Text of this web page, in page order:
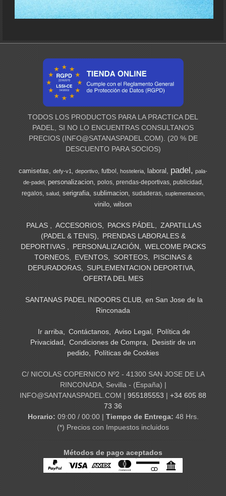
TODOS LOS PRODUCTOS PARA LA PRACTICA DEL
PADEL, SI NO LO ENCUENTRAS CONSULTANOS
PRECIOS (INFO@SATANASPADEL.COM). (20 % DE
DESCUENTO PARA SOCIOS)
camisetas defy-v1 deportivo futbol hosteleria laboral padel
pala-
de-padel
personalizacion polos prendas-deportivas publicidad
regalos
salud serigrafia sublimacion sudaderas suplementacion
vinilo wilson
PALAS ACCESORIOS PACKS PÁDEL
ZAPATILLAS
(PADEL & TENIS)
PRENDAS LABORALES &
DEPORTIVAS
PERSONALIZACIÓN
WELCOME PACKS
TORNEOS
EVENTOS SORTEOS
PISCINAS &
DEPURADORAS
SUPLEMENTACION DEPORTIVA
OFERTA DEL MES
SANTANAS PADEL INDOORS CLUB, en San Jose de la
Rinconada
Ir arriba Contáctanos Aviso Legal
Política de
Privacidad
Condiciones de Compra
Desistir de un
pedido
Políticas de Cookies
C/ NICOLAS COPERNICO Nº2 - 41300 SAN JOSE DE LA
RINCONADA, Sevilla - (España) |
INFO@SANTANASPADEL.COM | 955185553 | +34 605 88
73 36
Horario: 09:00 / 00:00 | Tiempo de Entrega: 48 Hrs.
(*) Precios con Impuestos incluidos
Métodos de pago aceptados